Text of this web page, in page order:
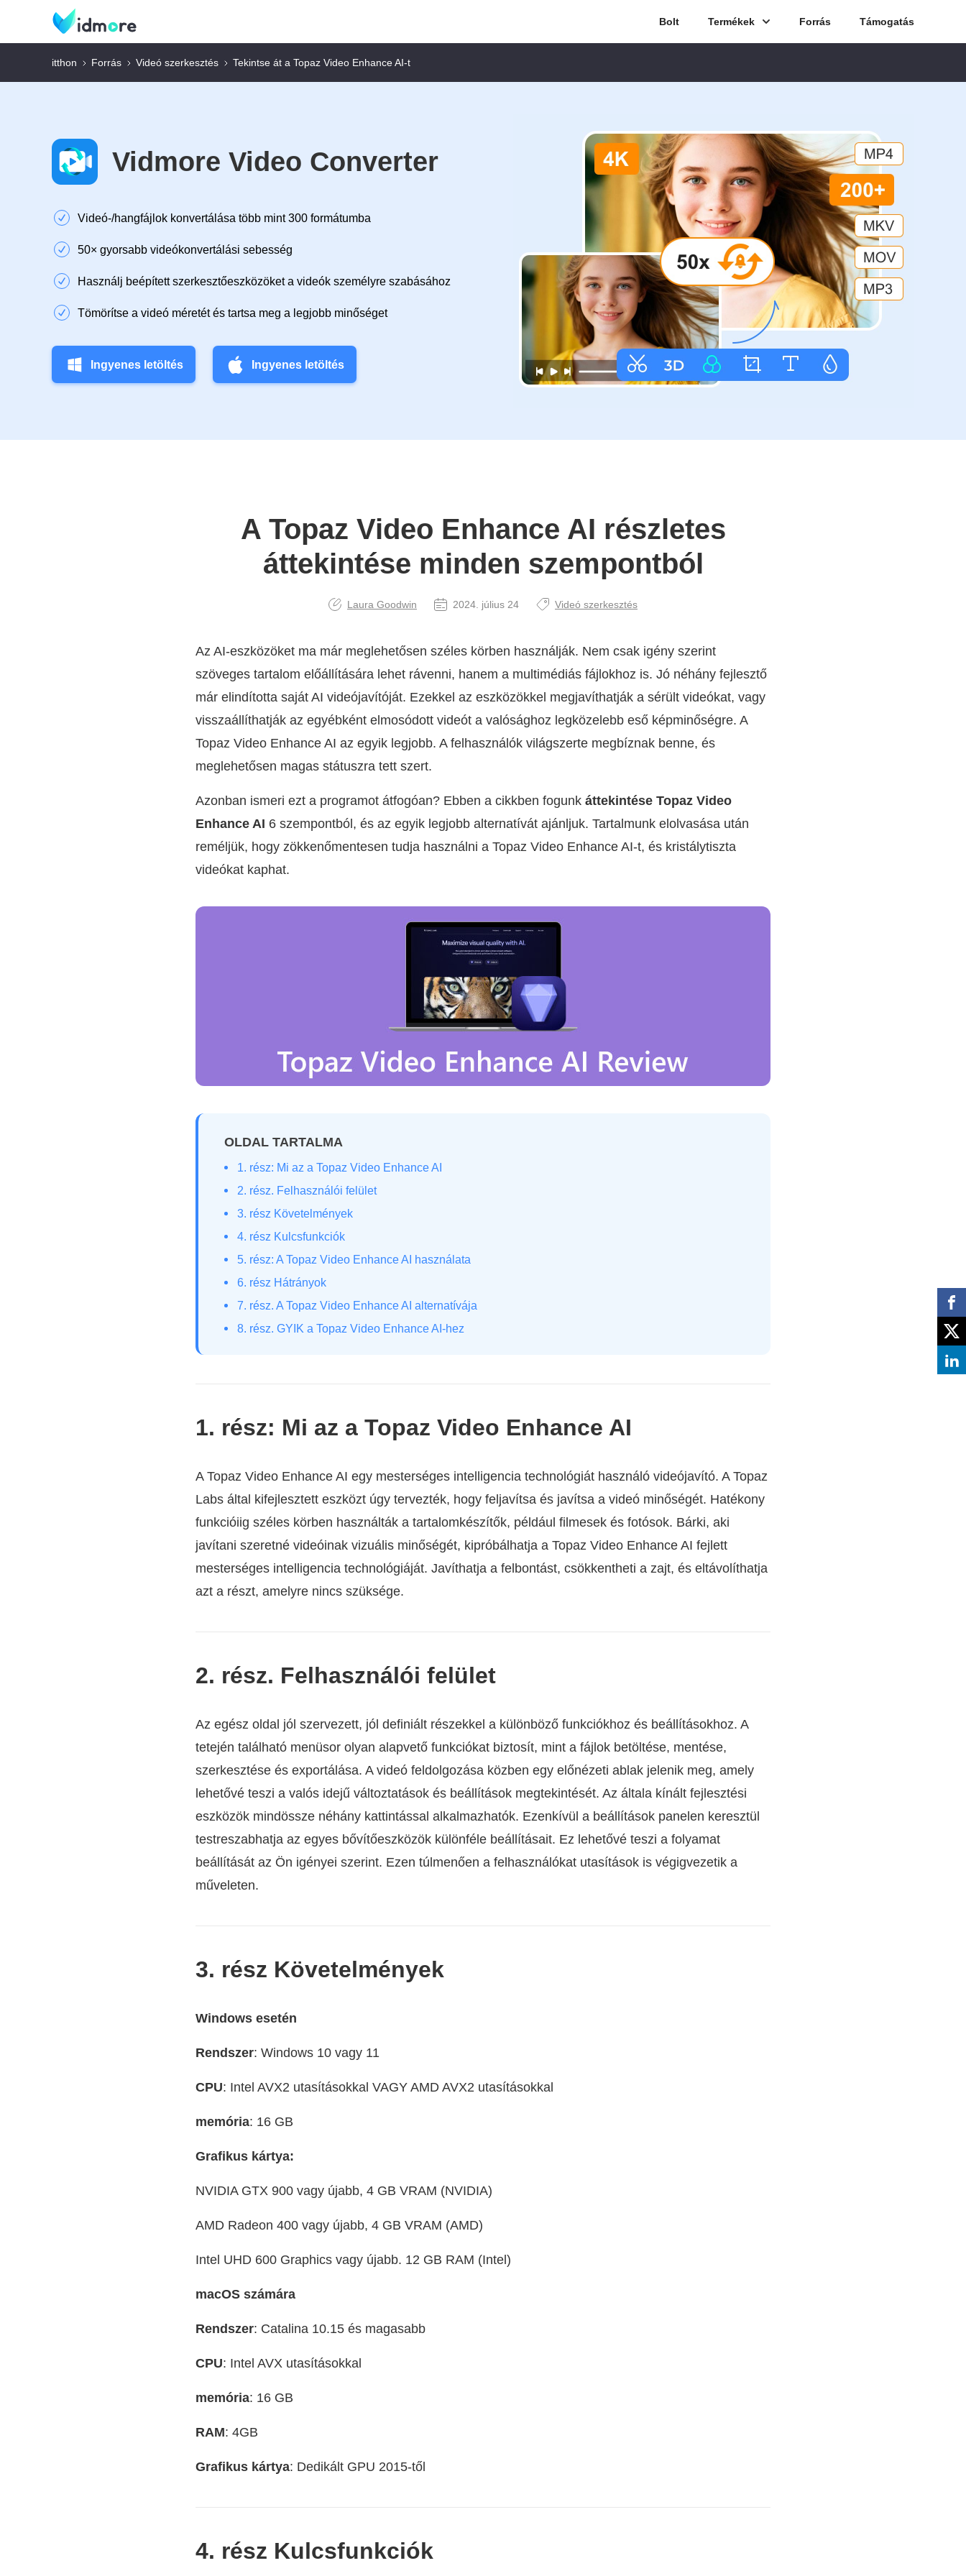
Bolt Termékek Forrás Támogatás
itthon Forrás Videó szerkesztés Tekintse át a Topaz Video Enhance AI-t
Vidmore Video Converter
Videó-/hangfájlok konvertálása több mint 300 formátumba
50× gyorsabb videókonvertálási sebesség
Használj beépített szerkesztőeszközöket a videók személyre szabásához
Tömörítse a videó méretét és tartsa meg a legjobb minőséget
Ingyenes letöltés Ingyenes letöltés
A Topaz Video Enhance AI részletes
áttekintése minden szempontból
Laura Goodwin 2024. július 24 Videó szerkesztés
Az AI-eszközöket ma már meglehetősen széles körben használják. Nem csak igény szerint
szöveges tartalom előállítására lehet rávenni, hanem a multimédiás fájlokhoz is. Jó néhány fejlesztő
már elindította saját AI videójavítóját. Ezekkel az eszközökkel megjavíthatják a sérült videókat, vagy
visszaállíthatják az egyébként elmosódott videót a valósághoz legközelebb eső képminőségre. A
Topaz Video Enhance AI az egyik legjobb. A felhasználók világszerte megbíznak benne, és
meglehetősen magas státuszra tett szert.
Azonban ismeri ezt a programot átfogóan? Ebben a cikkben fogunk áttekintése Topaz Video
Enhance AI 6 szempontból, és az egyik legjobb alternatívát ajánljuk. Tartalmunk elolvasása után
reméljük, hogy zökkenőmentesen tudja használni a Topaz Video Enhance AI-t, és kristálytiszta
videókat kaphat.
OLDAL TARTALMA
1. rész: Mi az a Topaz Video Enhance AI
2. rész. Felhasználói felület
3. rész Követelmények
4. rész Kulcsfunkciók
5. rész: A Topaz Video Enhance AI használata
6. rész Hátrányok
7. rész. A Topaz Video Enhance AI alternatívája
8. rész. GYIK a Topaz Video Enhance AI-hez
1. rész: Mi az a Topaz Video Enhance AI
A Topaz Video Enhance AI egy mesterséges intelligencia technológiát használó videójavító. A Topaz
Labs által kifejlesztett eszközt úgy tervezték, hogy feljavítsa és javítsa a videó minőségét. Hatékony
funkcióiig széles körben használták a tartalomkészítők, például filmesek és fotósok. Bárki, aki
javítani szeretné videóinak vizuális minőségét, kipróbálhatja a Topaz Video Enhance AI fejlett
mesterséges intelligencia technológiáját. Javíthatja a felbontást, csökkentheti a zajt, és eltávolíthatja
azt a részt, amelyre nincs szüksége.
2. rész. Felhasználói felület
Az egész oldal jól szervezett, jól definiált részekkel a különböző funkciókhoz és beállításokhoz. A
tetején található menüsor olyan alapvető funkciókat biztosít, mint a fájlok betöltése, mentése,
szerkesztése és exportálása. A videó feldolgozása közben egy előnézeti ablak jelenik meg, amely
lehetővé teszi a valós idejű változtatások és beállítások megtekintését. Az általa kínált fejlesztési
eszközök mindössze néhány kattintással alkalmazhatók. Ezenkívül a beállítások panelen keresztül
testreszabhatja az egyes bővítőeszközök különféle beállításait. Ez lehetővé teszi a folyamat
beállítását az Ön igényei szerint. Ezen túlmenően a felhasználókat utasítások is végigvezetik a
műveleten.
3. rész Követelmények
Windows esetén
Rendszer: Windows 10 vagy 11
CPU: Intel AVX2 utasításokkal VAGY AMD AVX2 utasításokkal
memória: 16 GB
Grafikus kártya:
NVIDIA GTX 900 vagy újabb, 4 GB VRAM (NVIDIA)
AMD Radeon 400 vagy újabb, 4 GB VRAM (AMD)
Intel UHD 600 Graphics vagy újabb. 12 GB RAM (Intel)
macOS számára
Rendszer: Catalina 10.15 és magasabb
CPU: Intel AVX utasításokkal
memória: 16 GB
RAM: 4GB
Grafikus kártya: Dedikált GPU 2015-től
4. rész Kulcsfunkciók